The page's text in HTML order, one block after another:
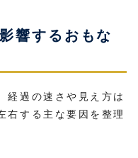
響するおもな
経過の速さや見え方は
右する主な要因を整理